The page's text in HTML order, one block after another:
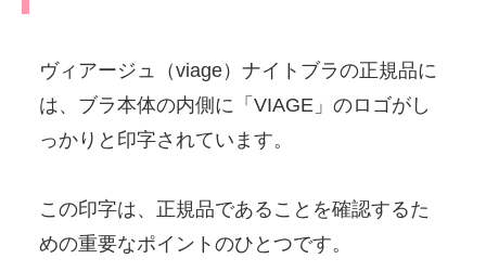
ヴィアージュ（viage）ナイトブラの正規品に
は、ブラ本体の内側に「VIAGE」のロゴがし
っかりと印字されています。
この印字は、正規品であることを確認するた
めの重要なポイントのひとつです。